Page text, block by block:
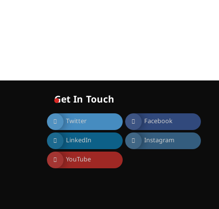
Get In Touch
Twitter Facebook
LinkedIn Instagram
YouTube